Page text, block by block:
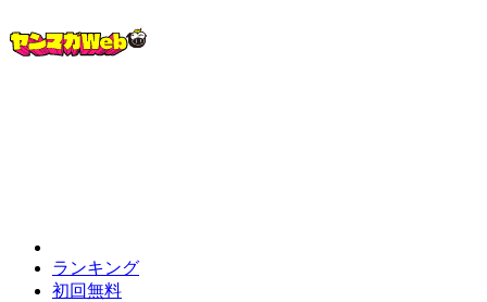
ランキング
初回無料